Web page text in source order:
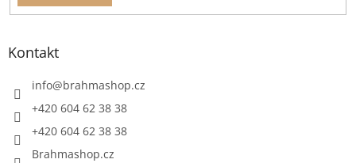
Kontakt
info@brahmashop.cz
+420 604 62 38 38
+420 604 62 38 38
Brahmashop.cz